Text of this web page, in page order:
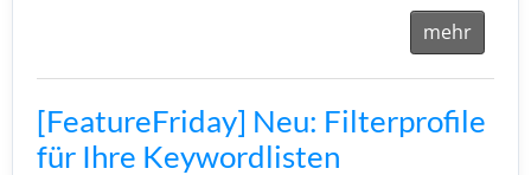
mehr
[FeatureFriday] Neu: Filterprofile
für Ihre Keywordlisten